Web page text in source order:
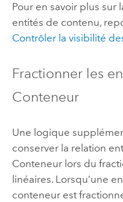
Pour en savoir plus sur
entités de contenu,
Contrôler la visibilité
Fractionner les
Conteneur
Une logique
conserver la relation
Conteneur lors du
linéaires. Lorsqu’une
conteneur est